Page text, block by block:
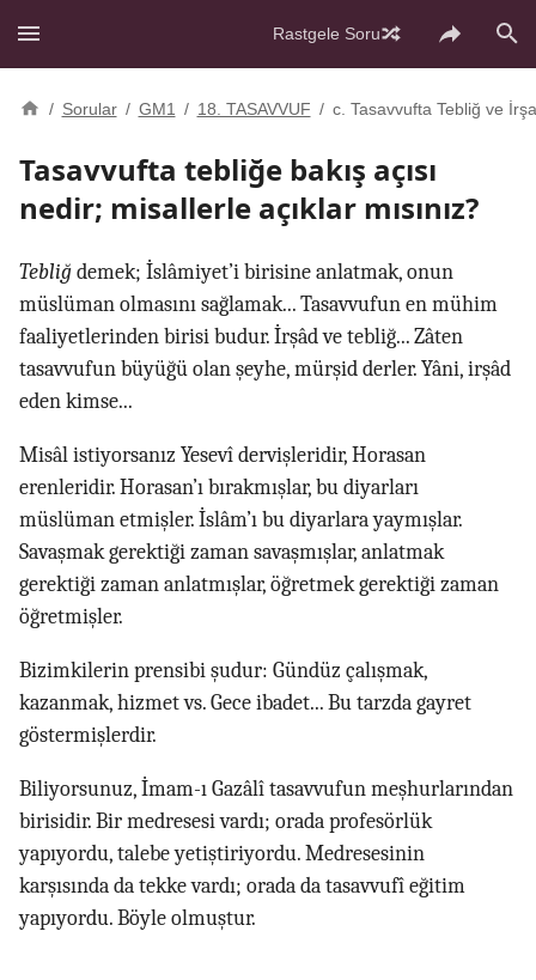
Rastgele Soru
/ Sorular / GM1 / 18. TASAVVUF / c. Tasavvufta Tebliğ ve
Tasavvufta tebliğe bakış açısı
nedir; misallerle açıklar mısınız?
Tebliğdemek; İslâmiyet’i birisine anlatmak, onun
müslüman olmasını sağlamak... Tasavvufun en mühim
faaliyetlerinden birisi budur. İrşâd ve tebliğ... Zâten
tasavvufun büyüğü olan şeyhe, mürşid derler. Yâni, irşâd
eden kimse...
Misâl istiyorsanız Yesevî dervişleridir, Horasan
erenleridir. Horasan’ı bırakmışlar, bu diyarları
müslüman etmişler. İslâm’ı bu diyarlara yaymışlar.
Savaşmak gerektiği zaman savaşmışlar, anlatmak
gerektiği zaman anlatmışlar, öğretmek gerektiği zaman
öğretmişler.
Bizimkilerin prensibi şudur: Gündüz çalışmak,
kazanmak, hizmet vs. Gece ibadet... Bu tarzda gayret
göstermişlerdir.
Biliyorsunuz, İmam-ı Gazâlî tasavvufun meşhurlarından
birisidir. Bir medresesi vardı; orada profesörlük
yapıyordu, talebe yetiştiriyordu. Medresesinin
karşısında da tekke vardı; orada da tasavvufî eğitim
yapıyordu. Böyle olmuştur.